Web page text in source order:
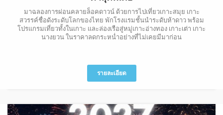
มาฉลองการผ่อนคลายล็อคดาวน์ ด้วยการไปเที่ยวเกาะสมุย เกาะ
สวรรค์ชื่อดังระดับโลกของไทย พักโรงแรมชั้นนำระดับห้าดาว พร้อม
โปรแกรมเที่ยวทั้งในเกาะ และล่องเรือสู่หมู่เกาะอ่างทอง เกาะเต่า เกาะ
นางยวน ในราคาลดกระหน่ำอย่างที่ไม่เคยมีมาก่อน
รายละเอียด